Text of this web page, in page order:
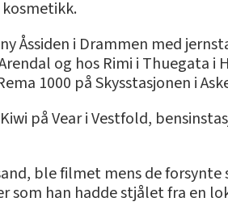
Åssiden i Drammen med
og hos Rimi i Thuegata i
1000 på Skysstasjonen i
på Vear i Vestfold,
ble filmet mens de
han hadde stjålet fra en